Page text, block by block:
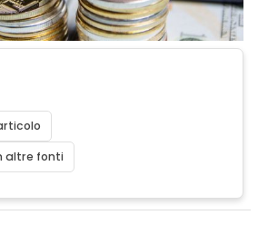
altre fonti